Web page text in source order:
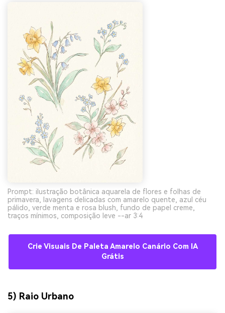
Prompt: ilustração botânica aquarela de flores e folhas de
primavera, lavagens delicadas com amarelo quente, azul céu
pálido, verde menta e rosa blush, fundo de papel creme,
traços mínimos, composição leve --ar 3:4
Crie Visuais De Paleta Amarelo Canário Com IA
Grátis
5) Raio Urbano